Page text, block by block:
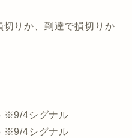
りか、到達で損切りか
※9/4シグナル
※9/4シグナル